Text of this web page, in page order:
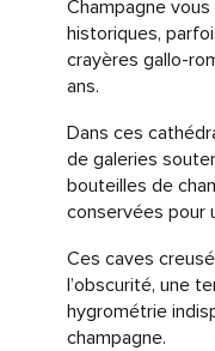
Champagne
historiques,
crayères gallo-
ans.
Dans ces
de galeries
bouteilles de
conservées pour
Ces caves
l’obscurité, une
hygrométrie
champagne.